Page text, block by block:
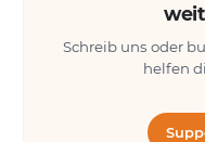
Schreib uns oder
helfen